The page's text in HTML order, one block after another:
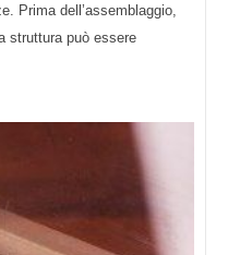
Prima dell’assemblaggio,
struttura può essere